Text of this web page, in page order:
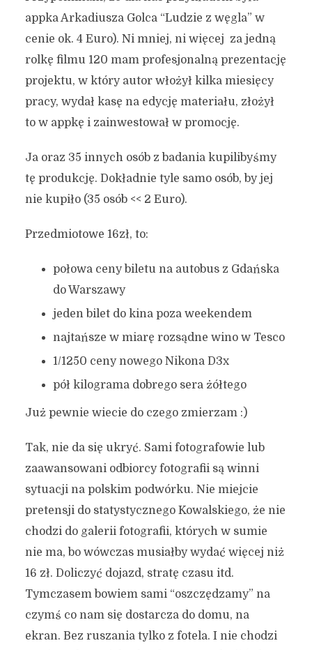
appka Arkadiusza Golca “Ludzie z węgla” w
cenie ok. 4 Euro). Ni mniej, ni więcej za jedną
rolkę filmu 120 mam profesjonalną prezentację
projektu, w który autor włożył kilka miesięcy
pracy, wydał kasę na edycję materiału, złożył
to w appkę i zainwestował w promocję.
Ja oraz 35 innych osób z badania kupilibyśmy
tę produkcję. Dokładnie tyle samo osób, by jej
nie kupiło (35 osób << 2 Euro).
Przedmiotowe 16zł, to:
połowa ceny biletu na autobus z Gdańska
do Warszawy
jeden bilet do kina poza weekendem
najtańsze w miarę rozsądne wino w Tesco
1/1250 ceny nowego Nikona D3x
pół kilograma dobrego sera żółtego
Już pewnie wiecie do czego zmierzam :)
Tak, nie da się ukryć. Sami fotografowie lub
zaawansowani odbiorcy fotografii są winni
sytuacji na polskim podwórku. Nie miejcie
pretensji do statystycznego Kowalskiego, że nie
chodzi do galerii fotografii, których w sumie
nie ma, bo wówczas musiałby wydać więcej niż
16 zł. Doliczyć dojazd, stratę czasu itd.
Tymczasem bowiem sami “oszczędzamy” na
czymś co nam się dostarcza do domu, na
ekran. Bez ruszania tylko z fotela. I nie chodzi